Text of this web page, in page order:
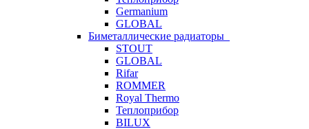
Germanium
GLOBAL
Биметаллические радиаторы
STOUT
GLOBAL
Rifar
ROMMER
Royal Thermo
Теплоприбор
BILUX